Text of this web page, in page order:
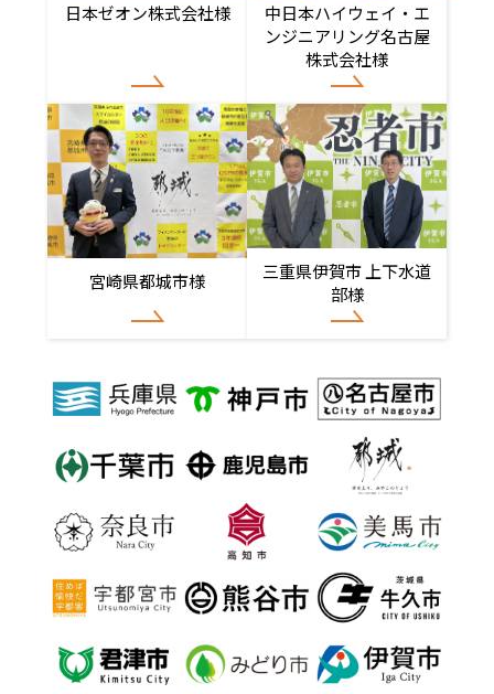
日本ゼオン株式会社様
中日本ハイウェイ・エ
ンジニアリング名古屋
株式会社様
宮崎県都城市様
三重県伊賀市 上下水道
部様